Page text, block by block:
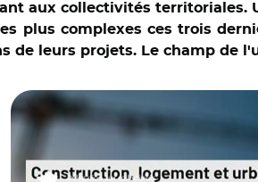
aux collectivités territoriales.
plus complexes ces trois
de leurs projets. Le champ de